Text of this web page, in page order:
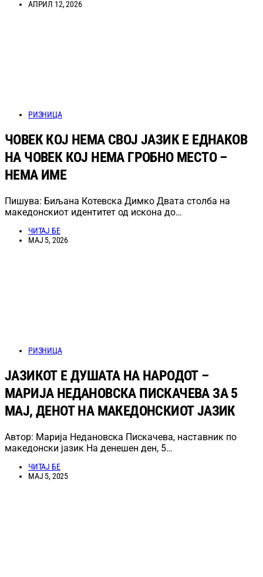
АПРИЛ 12, 2026
РИЗНИЦА
ЧОВЕК КОЈ НЕМА СВОЈ ЈАЗИК Е ЕДНАКОВ
НА ЧОВЕК КОЈ НЕМА ГРОБНО МЕСТО –
НЕМА ИМЕ
Пишува: Биљана Котевска Димко Двата столба на
македонскиот идентитет од искона до…
ЧИТАЈ БЕ
МАЈ 5, 2026
РИЗНИЦА
ЈАЗИКОТ Е ДУШАТА НА НАРОДОТ –
МАРИЈА НЕДАНОВСКА ПИСКАЧЕВА ЗА 5
МАЈ, ДЕНОТ НА МАКЕДОНСКИОТ ЈАЗИК
Автор: Марија Недановска Пискачева, наставник по
македонски јазик На денешен ден, 5…
ЧИТАЈ БЕ
МАЈ 5, 2025